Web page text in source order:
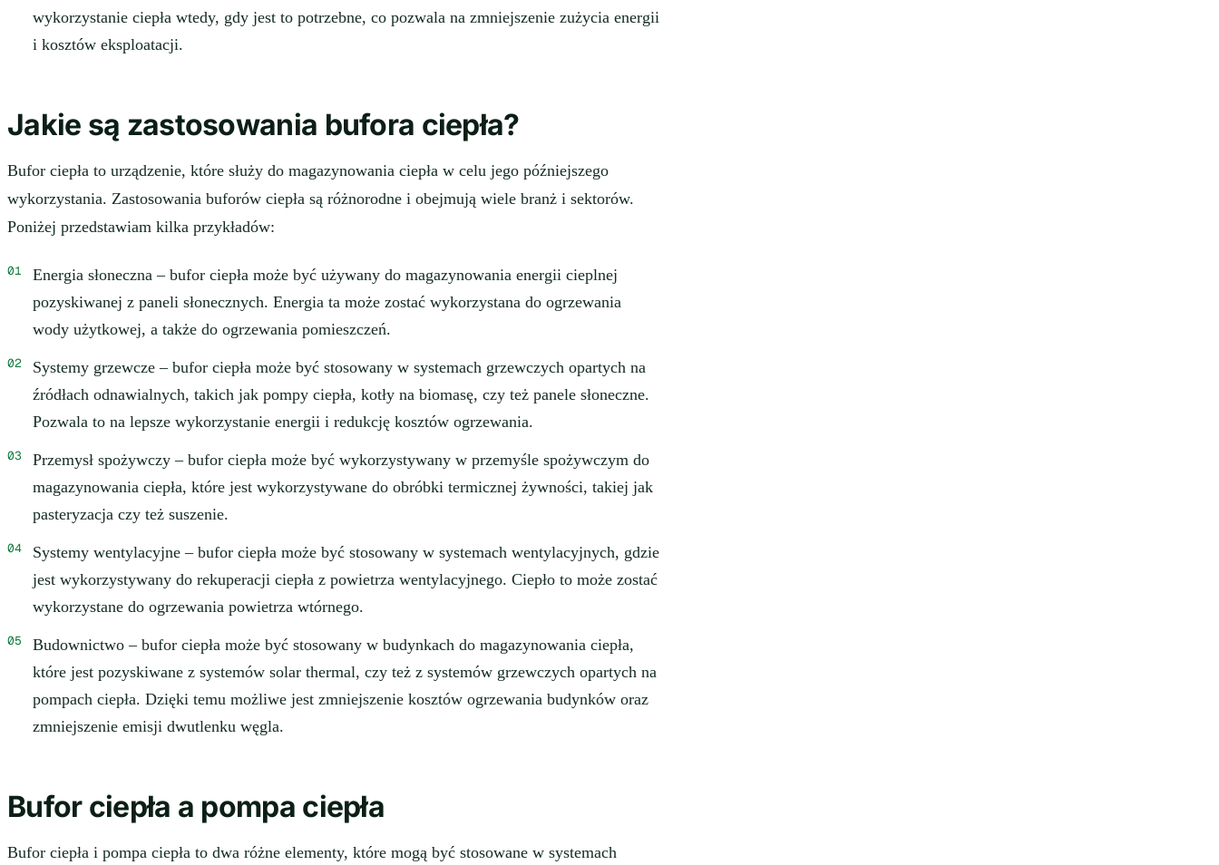
wykorzystanie ciepła wtedy, gdy jest to potrzebne, co pozwala na zmniejszenie zużycia energii
i kosztów eksploatacji.
Jakie są zastosowania bufora ciepła?
Bufor ciepła to urządzenie, które służy do magazynowania ciepła w celu jego późniejszego
wykorzystania. Zastosowania buforów ciepła są różnorodne i obejmują wiele branż i sektorów.
Poniżej przedstawiam kilka przykładów:
Energia słoneczna – bufor ciepła może być używany do magazynowania energii cieplnej
pozyskiwanej z paneli słonecznych. Energia ta może zostać wykorzystana do ogrzewania
wody użytkowej, a także do ogrzewania pomieszczeń.
Systemy grzewcze – bufor ciepła może być stosowany w systemach grzewczych opartych na
źródłach odnawialnych, takich jak pompy ciepła, kotły na biomasę, czy też panele słoneczne.
Pozwala to na lepsze wykorzystanie energii i redukcję kosztów ogrzewania.
Przemysł spożywczy – bufor ciepła może być wykorzystywany w przemyśle spożywczym do
magazynowania ciepła, które jest wykorzystywane do obróbki termicznej żywności, takiej jak
pasteryzacja czy też suszenie.
Systemy wentylacyjne – bufor ciepła może być stosowany w systemach wentylacyjnych, gdzie
jest wykorzystywany do rekuperacji ciepła z powietrza wentylacyjnego. Ciepło to może zostać
wykorzystane do ogrzewania powietrza wtórnego.
Budownictwo – bufor ciepła może być stosowany w budynkach do magazynowania ciepła,
które jest pozyskiwane z systemów solar thermal, czy też z systemów grzewczych opartych na
pompach ciepła. Dzięki temu możliwe jest zmniejszenie kosztów ogrzewania budynków oraz
zmniejszenie emisji dwutlenku węgla.
Bufor ciepła a pompa ciepła
Bufor ciepła i pompa ciepła to dwa różne elementy, które mogą być stosowane w systemach